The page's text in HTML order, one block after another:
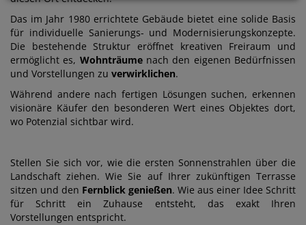
Das im Jahr 1980 errichtete Gebäude bietet eine solide Basis
für individuelle Sanierungs- und Modernisierungskonzepte.
Die bestehende Struktur eröffnet kreativen Freiraum und
ermöglicht es, Wohnträumenach den eigenen Bedürfnissen
und Vorstellungen zu verwirklichen.
Während andere nach fertigen Lösungen suchen, erkennen
visionäre Käufer den besonderen Wert eines Objektes dort,
wo Potenzial sichtbar wird.
Stellen Sie sich vor, wie die ersten Sonnenstrahlen über die
Landschaft ziehen. Wie Sie auf Ihrer zukünftigen Terrasse
sitzen und den Fernblick genießen. Wie aus einer Idee Schritt
für Schritt ein Zuhause entsteht, das exakt Ihren
Vorstellungen entspricht.